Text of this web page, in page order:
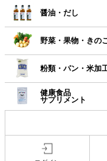
醤油・だし
野菜・果物・きの
粉類・パン・米加
健康食品
サプリメント